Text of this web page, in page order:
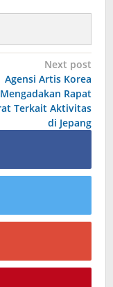
Next post
Agensi Artis Korea
Mengadakan Rapat
Terkait Aktivitas
di Jepang